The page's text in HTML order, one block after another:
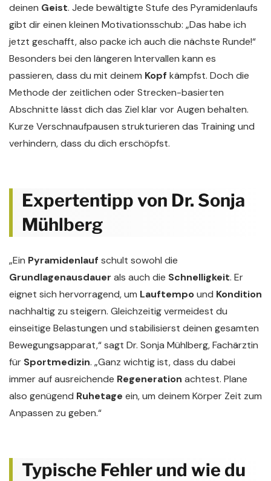
deinen Geist. Jede bewältigte Stufe des Pyramidenlaufs
gibt dir einen kleinen Motivationsschub: „Das habe ich
jetzt geschafft, also packe ich auch die nächste Runde!“
Besonders bei den längeren Intervallen kann es
passieren, dass du mit deinem Kopf kämpfst. Doch die
Methode der zeitlichen oder Strecken-basierten
Abschnitte lässt dich das Ziel klar vor Augen behalten.
Kurze Verschnaufpausen strukturieren das Training und
verhindern, dass du dich erschöpfst.
Expertentipp von Dr. Sonja
Mühlberg
„Ein Pyramidenlauf schult sowohl die
Grundlagenausdauer als auch die Schnelligkeit. Er
eignet sich hervorragend, um Lauftempound Kondition
nachhaltig zu steigern. Gleichzeitig vermeidest du
einseitige Belastungen und stabilisierst deinen gesamten
Bewegungsapparat,“ sagt Dr. Sonja Mühlberg, Fachärztin
für Sportmedizin. „Ganz wichtig ist, dass du dabei
immer auf ausreichende Regeneration achtest. Plane
also genügend Ruhetage ein, um deinem Körper Zeit zum
Anpassen zu geben.“
Typische Fehler und wie du